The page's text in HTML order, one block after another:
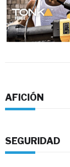
AFICIÓN
SEGURIDAD